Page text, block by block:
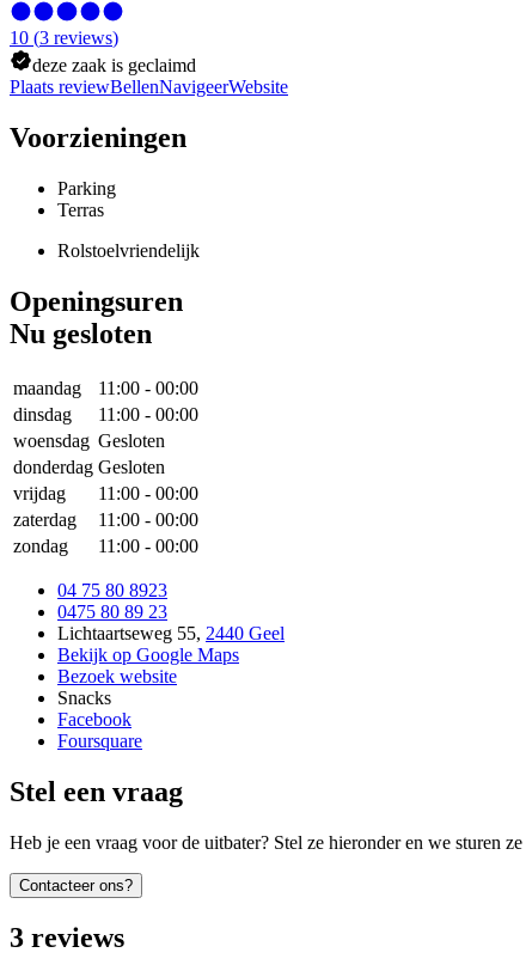
10 (3 reviews)
deze zaak is geclaimd
Plaats reviewBellenNavigeerWebsite
Voorzieningen
Parking
Terras
Rolstoelvriendelijk
Openingsuren
Nu gesloten
maandag 11:00 - 00:00
dinsdag
11:00 - 00:00
woensdag Gesloten
donderdag Gesloten
vrijdag
11:00 - 00:00
zaterdag
11:00 - 00:00
zondag
11:00 - 00:00
04 75 80 8923
0475 80 89 23
Lichtaartseweg 55, 2440 Geel
Bekijk op Google Maps
Bezoek website
Snacks
Facebook
Foursquare
Stel een vraag
Heb je een vraag voor de uitbater? Stel ze hieronder en we sturen ze
Contacteer ons?
3 reviews